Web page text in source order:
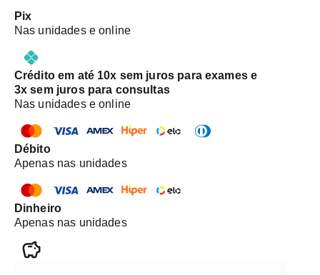
Pix
Nas unidades e online
Crédito em até 10x sem juros para exames e
3x sem juros para consultas
Nas unidades e online
Débito
Apenas nas unidades
Dinheiro
Apenas nas unidades